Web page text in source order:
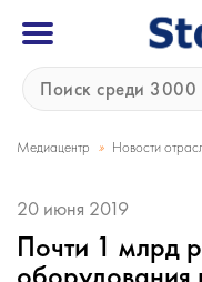
Медиацентр » Новости
20 июня 2019
Почти 1 млрд